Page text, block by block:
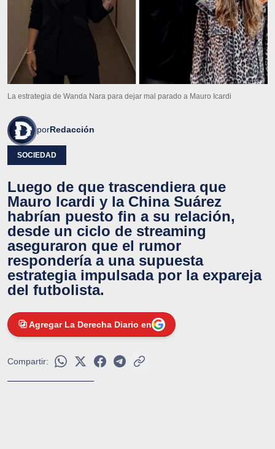
La estrategia de Wanda Nara para dejar mal parado a Mauro Icardi
porRedacción
SOCIEDAD
Luego de que trascendiera que
Mauro Icardi y la China Suárez
habrían puesto fin a su relación,
desde un ciclo de streaming
aseguraron que el rumor
respondería a una supuesta
estrategia impulsada por la expareja
del futbolista.
Agregar La Derecha Diario en
Compartir: